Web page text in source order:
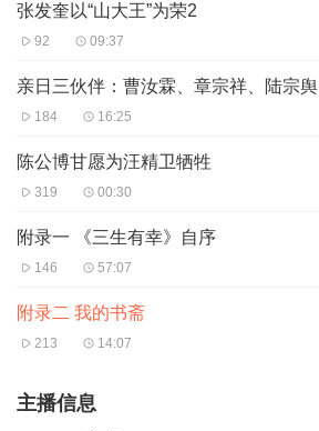
张发奎以“山大王”为荣2
92 09:37
亲日三伙伴：曹汝霖、章宗祥、陆宗舆
184 16:25
陈公博甘愿为汪精卫牺牲
319 00:30
附录一 《三生有幸》自序
146 57:07
附录二 我的书斋
213 14:07
主播信息